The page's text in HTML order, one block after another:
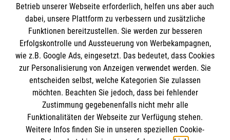
IBAN: DE10 3706 0120 1201 2000 12
BIC: GENODED 1PA7
Newsletter abonnieren
Betrieb unserer Webseite erforderlich, helfen uns aber auch
dabei, unsere Plattform zu verbessern und zusätzliche
Funktionen bereitzustellen. Sie werden zur besseren
Erfolgskontrolle und Aussteuerung von Werbekampagnen,
wie z.B. Google Ads, eingesetzt. Das bedeutet, dass Cookies
zur Personalisierung von Anzeigen verwendet werden. Sie
entscheiden selbst, welche Kategorien Sie zulassen
möchten. Beachten Sie jedoch, dass bei fehlender
Zustimmung gegebenenfalls nicht mehr alle
Funktionalitäten der Webseite zur Verfügung stehen.
Weitere Infos finden Sie in unseren speziellen Cookie-